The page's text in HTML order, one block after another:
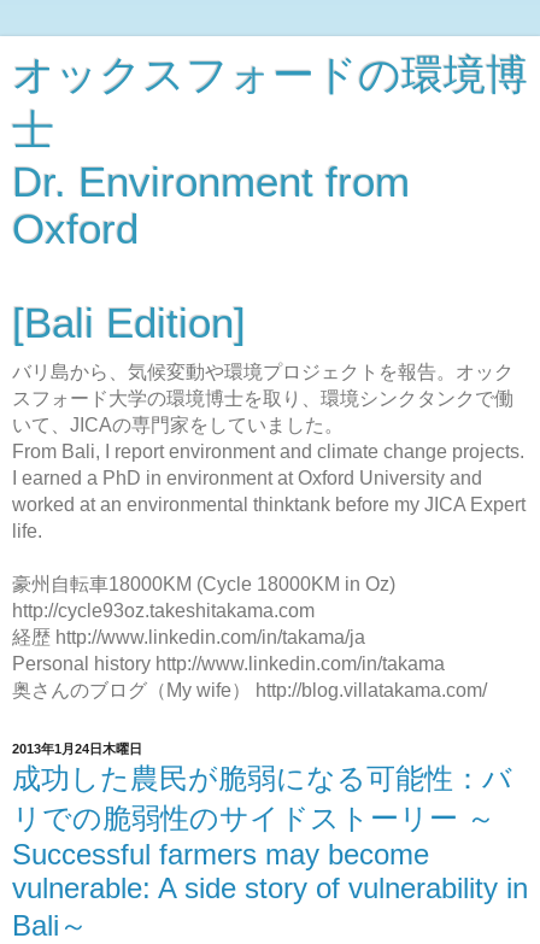
オックスフォードの環境博
士
Dr. Environment from
Oxford
[Bali Edition]
バリ島から、気候変動や環境プロジェクトを報告。オック
スフォード大学の環境博士を取り、環境シンクタンクで働
いて、JICAの専門家をしていました。
From Bali, I report environment and climate change projects.
I earned a PhD in environment at Oxford University and
worked at an environmental thinktank before my JICA Expert
life.
豪州自転車18000KM (Cycle 18000KM in Oz)
http://cycle93oz.takeshitakama.com
経歴 http://www.linkedin.com/in/takama/ja
Personal history http://www.linkedin.com/in/takama
奥さんのブログ（My wife） http://blog.villatakama.com/
2013年1月24日木曜日
成功した農民が脆弱になる可能性：バ
リでの脆弱性のサイドストーリー ～
Successful farmers may become
vulnerable: A side story of vulnerability in
Bali～